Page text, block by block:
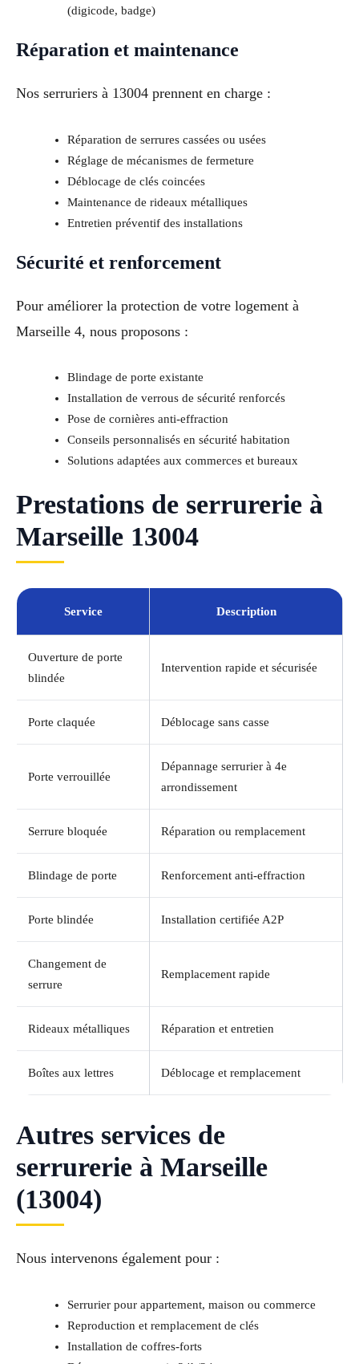
(digicode, badge)
Réparation et maintenance
Nos serruriers à 13004 prennent en charge :
Réparation de serrures cassées ou usées
Réglage de mécanismes de fermeture
Déblocage de clés coincées
Maintenance de rideaux métalliques
Entretien préventif des installations
Sécurité et renforcement
Pour améliorer la protection de votre logement à
Marseille 4, nous proposons :
Blindage de porte existante
Installation de verrous de sécurité renforcés
Pose de cornières anti-effraction
Conseils personnalisés en sécurité habitation
Solutions adaptées aux commerces et bureaux
Prestations de serrurerie à
Marseille 13004
Service Description
Ouverture de porte
blindée
Intervention rapide et sécurisée
Porte claquée Déblocage sans casse
Porte verrouillée
Dépannage serrurier à 4e
arrondissement
Serrure bloquée Réparation ou remplacement
Blindage de porte Renforcement anti-effraction
Porte blindée Installation certifiée A2P
Changement de
serrure
Remplacement rapide
Rideaux métalliques Réparation et entretien
Boîtes aux lettres Déblocage et remplacement
Autres services de
serrurerie à Marseille
(13004)
Nous intervenons également pour :
Serrurier pour appartement, maison ou commerce
Reproduction et remplacement de clés
Installation de coffres-forts